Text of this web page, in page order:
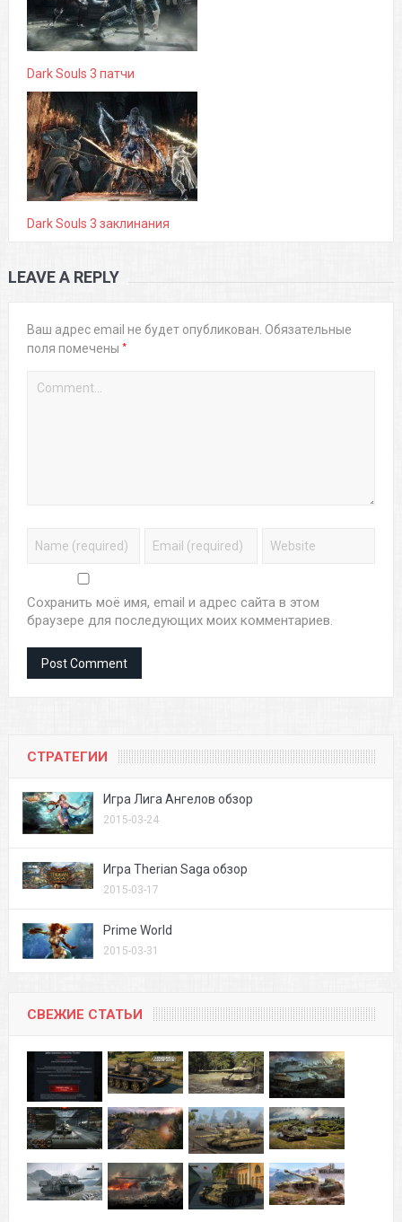
Dark Souls 3 патчи
Dark Souls 3 заклинания
LEAVE A REPLY
Ваш адрес email не будет опубликован. Обязательные
поля помечены *
Сохранить моё имя, email и адрес сайта в этом
браузере для последующих моих комментариев.
СТРАТЕГИИ
Игра Лига Ангелов обзор
2015-03-24
Игра Therian Saga обзор
2015-03-17
Prime World
2015-03-31
СВЕЖИЕ СТАТЬИ